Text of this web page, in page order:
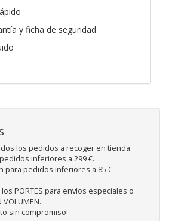
y ficha de seguridad
los pedidos a recoger en tienda.
inferiores a 299 €.
para pedidos inferiores a 85 €.
PORTES para envíos especiales o
VOLUMEN.
sin compromiso!